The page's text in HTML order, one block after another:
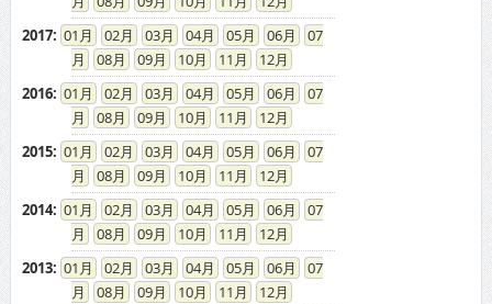
2017: 01 02 03 04 05 06
07
08
09 10 11
12
2016: 01 02 03 04 05 06
07
08
09 10 11
12
2015: 01 02 03 04 05 06
07
08
09 10 11
12
2014: 01 02 03 04 05 06
07
08
09 10 11
12
2013: 01 02 03 04 05 06
07
08
09 10 11
12